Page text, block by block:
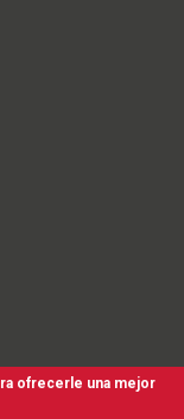
Términos de Uso
y antifraude
ofrecerle una mejor